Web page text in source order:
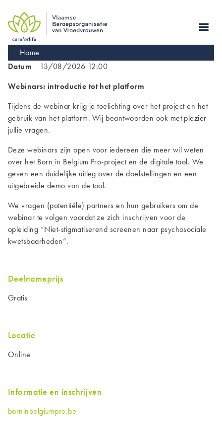
main
navigation
Kruimelpad
Home
Datum
13/08/2026 12:00
Webinars: introductie tot het platform
Tijdens de webinar krijg je toelichting over het project en het
gebruik van het platform. Wij beantwoorden ook met plezier
jullie vragen.
Deze webinars zijn open voor iedereen die meer wil weten
over het Born in Belgium Pro-project en de digitale tool. We
geven een duidelijke uitleg over de doelstellingen en een
uitgebreide demo van de tool.
We vragen (potentiële) partners en hun gebruikers om de
webinar te volgen voordat ze zich inschrijven voor de
opleiding “Niet-stigmatiserend screenen naar psychosociale
kwetsbaarheden”.
Deelnameprijs
Gratis
Locatie
Online
Informatie en inschrijven
borninbelgiumpro.be